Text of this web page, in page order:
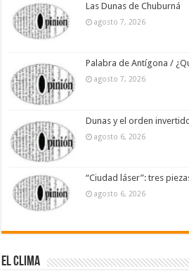
Las Dunas de Chuburná
agosto 7, 2026
Palabra de Antígona /
agosto 7, 2026
Dunas y el orden
agosto 6, 2026
“Ciudad láser”: tres
agosto 6, 2026
El Clima